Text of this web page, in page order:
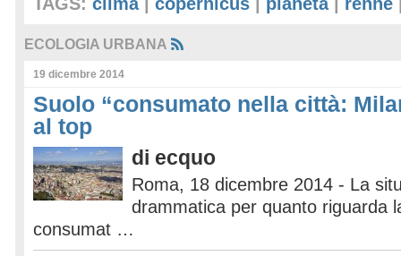
ECOLOGIA URBANA
19 dicembre 2014
Suolo “consumato nella città:
al top
di ecquo
Roma, 18 dicembre 2014 - La
drammatica per quanto riguarda
consumat …